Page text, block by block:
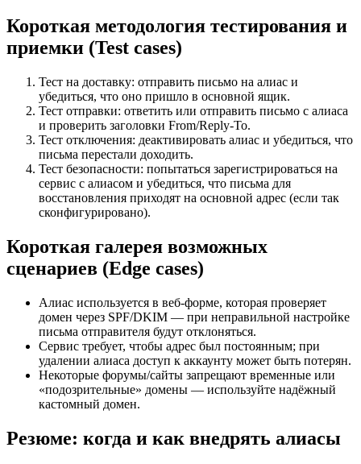
Короткая методология тестирования и
приемки (Test cases)
Тест на доставку: отправить письмо на алиас и
убедиться, что оно пришло в основной ящик.
Тест отправки: ответить или отправить письмо с алиаса
и проверить заголовки From/Reply‑To.
Тест отключения: деактивировать алиас и убедиться, что
письма перестали доходить.
Тест безопасности: попытаться зарегистрироваться на
сервис с алиасом и убедиться, что письма для
восстановления приходят на основной адрес (если так
сконфигурировано).
Короткая галерея возможных
сценариев (Edge cases)
Алиас используется в веб‑форме, которая проверяет
домен через SPF/DKIM — при неправильной настройке
письма отправителя будут отклоняться.
Сервис требует, чтобы адрес был постоянным; при
удалении алиаса доступ к аккаунту может быть потерян.
Некоторые форумы/сайты запрещают временные или
«подозрительные» домены — используйте надёжный
кастомный домен.
Резюме: когда и как внедрять алиасы